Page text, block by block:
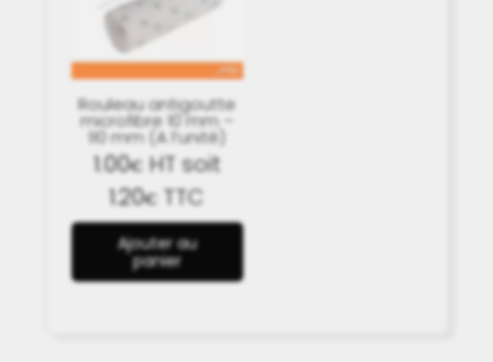
Rouleau antigoutte
microfibre 10 mm –
110 mm (A l’unité)
1.00€ HT soit
1.20€ TTC
Ajouter au
panier